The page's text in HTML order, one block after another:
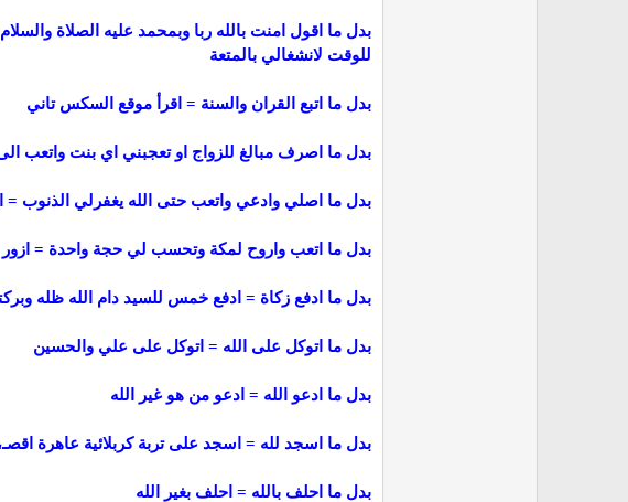
بدل ما اقول امنت بالله ربا وبمحمد عليه الصلاة
للوقت لانشغالي بالمتعة
بدل ما اتبع القران والسنة = اقرأ موقع السكس تاني
بدل ما اصرف مبالغ للزواج او تعجبني اي بنت واتعب الى
بدل ما اصلي وادعي واتعب حتى الله يغفرلي الذنوب
بدل ما اتعب واروح لمكة وتحسب لي حجة واحدة = ازور الحسين لان اجر
بدل ما ادفع زكاة = ادفع خمس للسيد دام الله ظله
بدل ما اتوكل على الله = اتوكل على علي والحسين
بدل ما ادعو الله = ادعو من هو غير الله
بدل ما اسجد لله = اسجد على تربة كربلائية عاهرة
بدل ما احلف بالله = احلف بغير الله